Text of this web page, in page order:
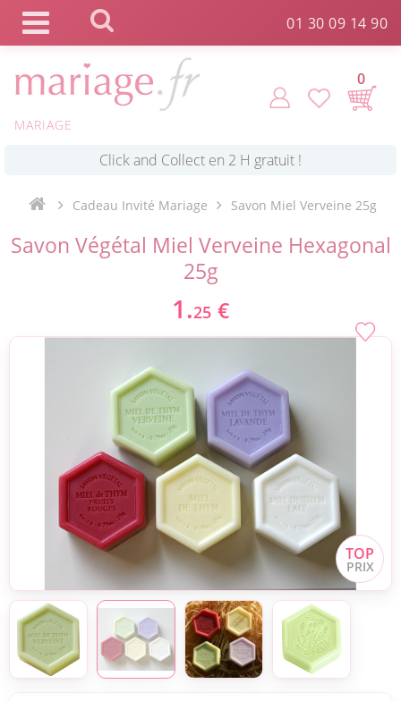
01 30 09 14 90
MARIAGE
0
Commande expédiée en 24h ! *
Livraison point relais gratuit dès 89 € !
Payez votre commande en 4X sans frais*
Cadeau Invité Mariage Savon Miel Verveine 25g
Savon Végétal Miel Verveine Hexagonal
25g
1.25 €
Panneau de gestion des cookies